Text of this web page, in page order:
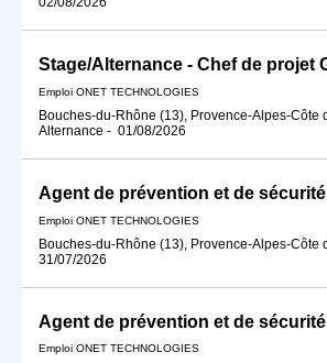
Emploi ONET TECHNOLOGIES
Bouches-du-Rhône (13), Provence-Alpes-Côte
Alternance - 01/08/2026
Agent de prévention et de sécurité
Emploi ONET TECHNOLOGIES
Bouches-du-Rhône (13), Provence-Alpes-Côte
31/07/2026
Agent de prévention et de sécurité
Emploi ONET TECHNOLOGIES